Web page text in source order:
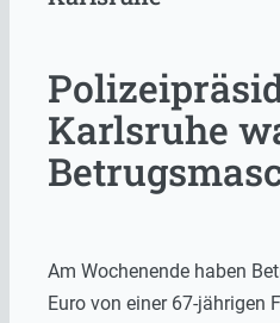
Karlsruhe
Am Wochenende haben
Euro von einer 67-jährigen